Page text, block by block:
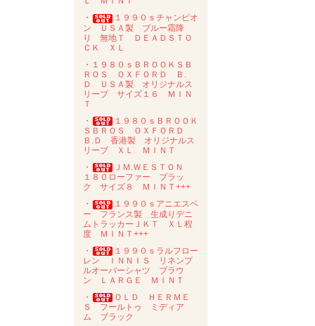
・
１９９０ｓチャンピオ
ン ＵＳＡ製 ブルー霜降
り 無地Ｔ ＤＥＡＤＳＴＯ
ＣＫ ＸＬ
・１９８０ｓＢＲＯＯＫＳＢ
ＲＯＳ ＯＸＦＯＲＤ Ｂ.
Ｄ ＵＳＡ製 オリジナルス
リーブ サイズ１６ ＭＩＮ
Ｔ
・
１９８０ｓＢＲＯＯＫ
ＳＢＲＯＳ ＯＸＦＯＲＤ
Ｂ.Ｄ 香港製 オリジナルス
リーブ ＸＬ ＭＩＮＴ
・
ＪＭ.ＷＥＳＴＯＮ
１８０ローファー ブラッ
ク サイズ８ ＭＩＮＴ+++
・
１９９０ｓアニエスベ
ー フランス製 生成りデニ
ムトラッカーＪＫＴ ＸＬ程
度 ＭＩＮＴ+++
・
１９９０ｓラルフロー
レン ＩＮＮＩＳ リネンプ
ルオーバーシャツ ブラウ
ン ＬＡＲＧＥ ＭＩＮＴ
・
ＯＬＤ ＨＥＲＭＥ
Ｓ フールトゥ ミディア
ム ブラック